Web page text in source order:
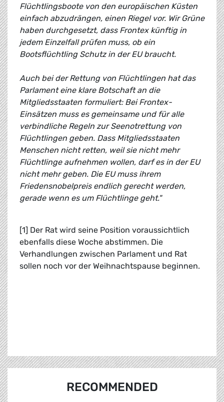
Flüchtlingsboote von den europäischen Küsten
einfach abzudrängen, einen Riegel vor. Wir Grüne
haben durchgesetzt, dass Frontex künftig in
jedem Einzelfall prüfen muss, ob ein
Bootsflüchtling Schutz in der EU braucht.
Auch bei der Rettung von Flüchtlingen hat das
Parlament eine klare Botschaft an die
Mitgliedsstaaten formuliert: Bei Frontex-
Einsätzen muss es gemeinsame und für alle
verbindliche Regeln zur Seenotrettung von
Flüchtlingen geben. Dass Mitgliedsstaaten
Menschen nicht retten, weil sie nicht mehr
Flüchtlinge aufnehmen wollen, darf es in der EU
nicht mehr geben. Die EU muss ihrem
Friedensnobelpreis endlich gerecht werden,
gerade wenn es um Flüchtlinge geht."
[1] Der Rat wird seine Position voraussichtlich
ebenfalls diese Woche abstimmen. Die
Verhandlungen zwischen Parlament und Rat
sollen noch vor der Weihnachtspause beginnen.
RECOMMENDED